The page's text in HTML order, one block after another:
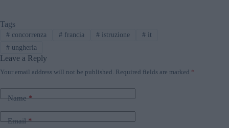
Tags
#concorrenza #francia # istruzione # it
#ungheria
Leave a Reply
Your email address will not be published. Required fields are marked *
Name*
Email*